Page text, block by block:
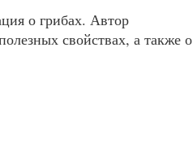
о грибах. Автор
свойствах, а также о